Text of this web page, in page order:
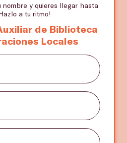
nombre y quieres llegar hasta
a tu ritmo!
de Biblioteca
Locales